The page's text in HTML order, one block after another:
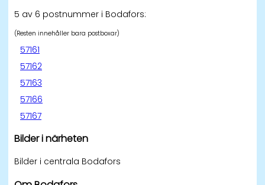
5 av 6 postnummer i Bodafors:
(Resten innehåller bara postboxar)
57161
57162
57163
57166
57167
Bilder i närheten
Bilder i centrala Bodafors